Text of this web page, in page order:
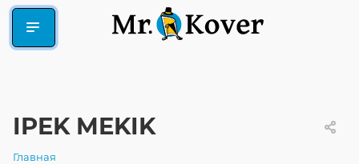
IPEK MEKIK
Главная